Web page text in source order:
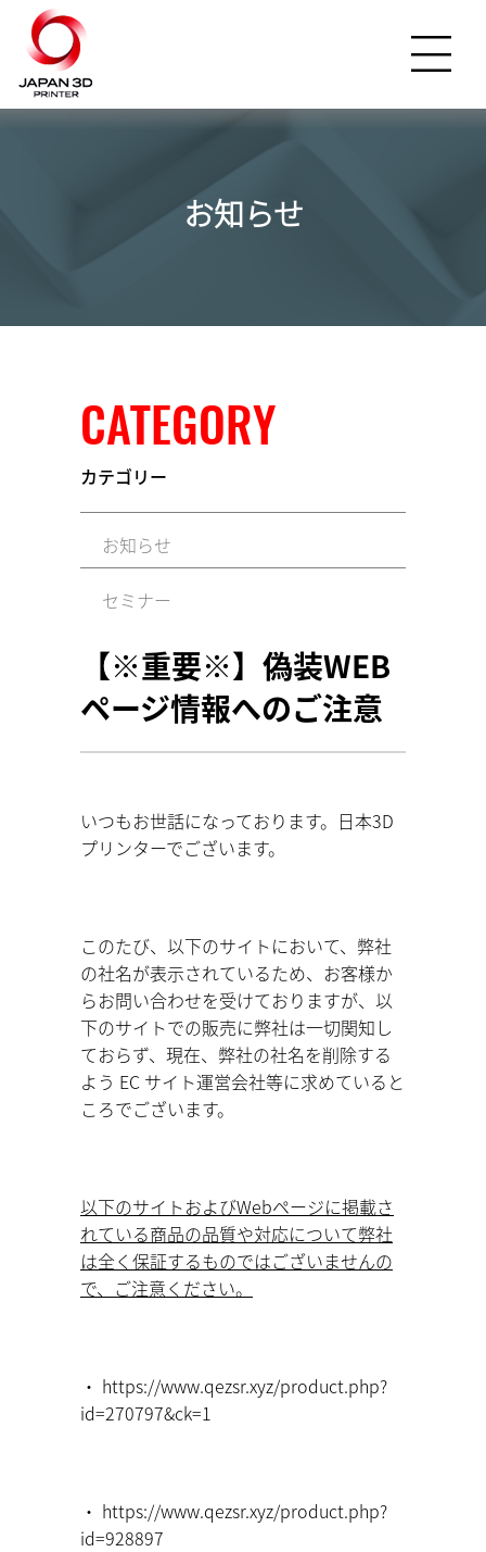
お知らせ
CATEGORY
カテゴリー
お知らせ
セミナー
【※重要※】偽装WEB
ページ情報へのご注意
いつもお世話になっております。日本3D
プリンターでございます。
このたび、以下のサイトにおいて、弊社
の社名が表示されているため、お客様か
らお問い合わせを受けておりますが、以
下のサイトでの販売に弊社は一切関知し
ておらず、現在、弊社の社名を削除する
よう EC サイト運営会社等に求めていると
ころでございます。
以下のサイトおよびWebページに掲載さ
れている商品の品質や対応について弊社
は全く保証するものではございませんの
で、ご注意ください。
・ https://www.qezsr.xyz/product.php?
id=270797&ck=1
・ https://www.qezsr.xyz/product.php?
id=928897